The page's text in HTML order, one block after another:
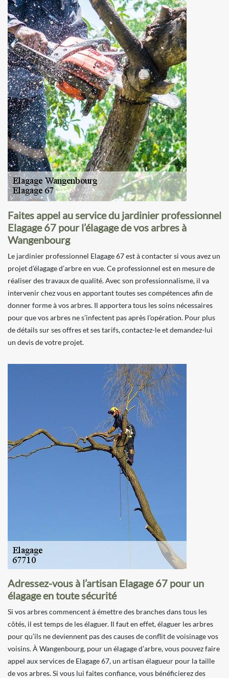
Faites appel au service du jardinier professionnel
Elagage 67 pour l’élagage de vos arbres à
Wangenbourg
Le jardinier professionnel Elagage 67 est à contacter si vous avez un
projet d’élagage d’arbre en vue. Ce professionnel est en mesure de
réaliser des travaux de qualité. Avec son professionnalisme, il va
intervenir chez vous en apportant toutes ses compétences afin de
donner forme à vos arbres. Il apportera tous les soins nécessaires
pour que vos arbres ne s’infectent pas après l’opération. Pour plus
de détails sur ses offres et ses tarifs, contactez-le et demandez-lui
un devis de votre projet.
Adressez-vous à l’artisan Elagage 67 pour un
élagage en toute sécurité
Si vos arbres commencent à émettre des branches dans tous les
côtés, il est temps de les élaguer. Il faut en effet, élaguer les arbres
pour qu’ils ne deviennent pas des causes de conflit de voisinage vos
voisins. À Wangenbourg, pour un élagage d’arbre, vous pouvez faire
appel aux services de Elagage 67, un artisan élagueur pour la taille
de vos arbres. Si vous lui faites confiance, vous bénéficierez des